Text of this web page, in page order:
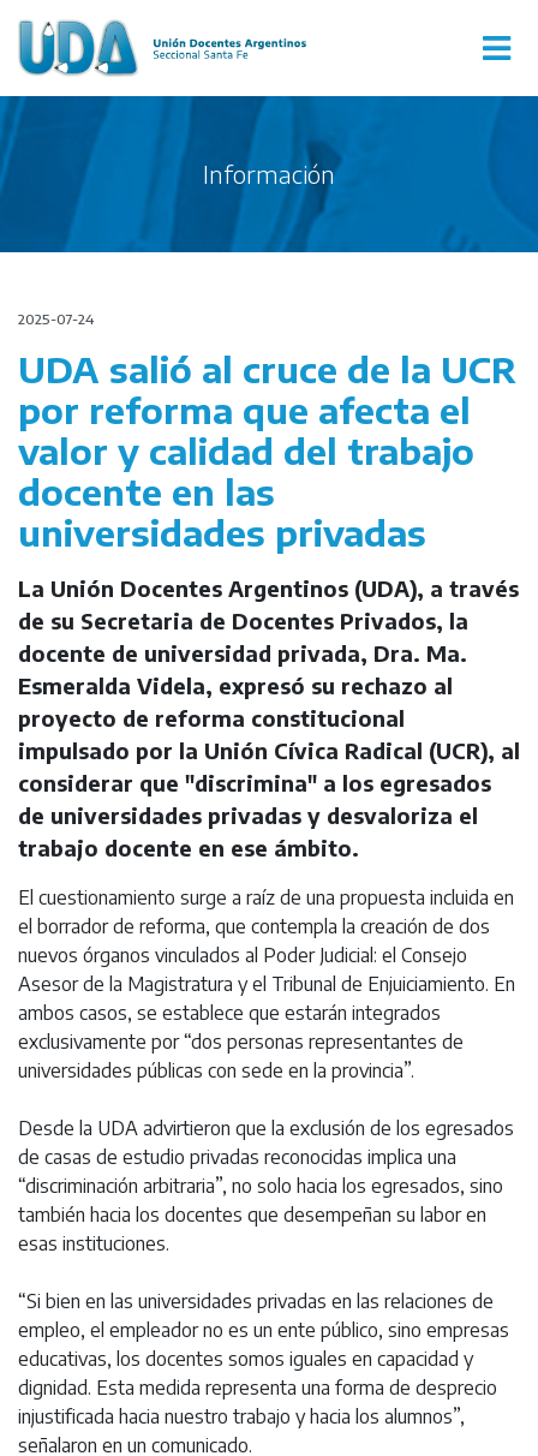
Información
2025-07-24
UDA salió al cruce de la UCR
por reforma que afecta el
valor y calidad del trabajo
docente en las
universidades privadas
La Unión Docentes Argentinos (UDA), a través
de su Secretaria de Docentes Privados, la
docente de universidad privada, Dra. Ma.
Esmeralda Videla, expresó su rechazo al
proyecto de reforma constitucional
impulsado por la Unión Cívica Radical (UCR), al
considerar que "discrimina" a los egresados
de universidades privadas y desvaloriza el
trabajo docente en ese ámbito.
El cuestionamiento surge a raíz de una propuesta incluida en
el borrador de reforma, que contempla la creación de dos
nuevos órganos vinculados al Poder Judicial: el Consejo
Asesor de la Magistratura y el Tribunal de Enjuiciamiento. En
ambos casos, se establece que estarán integrados
exclusivamente por “dos personas representantes de
universidades públicas con sede en la provincia”.
Desde la UDA advirtieron que la exclusión de los egresados
de casas de estudio privadas reconocidas implica una
“discriminación arbitraria”, no solo hacia los egresados, sino
también hacia los docentes que desempeñan su labor en
esas instituciones.
“Si bien en las universidades privadas en las relaciones de
empleo, el empleador no es un ente público, sino empresas
educativas, los docentes somos iguales en capacidad y
dignidad. Esta medida representa una forma de desprecio
injustificada hacia nuestro trabajo y hacia los alumnos”,
señalaron en un comunicado.